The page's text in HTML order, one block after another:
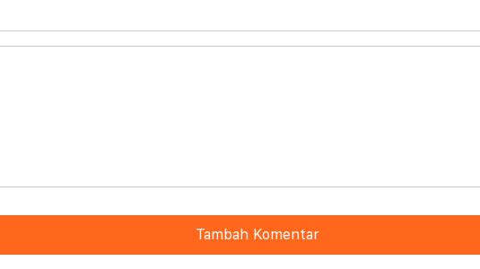
Tambah Komentar